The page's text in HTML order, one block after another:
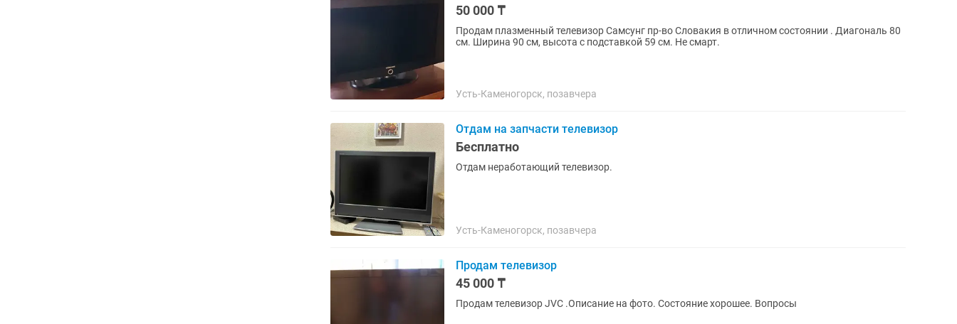
50 000 ₸
Продам плазменный телевизор Самсунг пр-во Словакия в отличном состоянии . Диагональ 80
см. Ширина 90 см, высота с подставкой 59 см. Не смарт.
Усть-Каменогорск, позавчера
Отдам на запчасти телевизор
Бесплатно
Отдам неработающий телевизор.
Усть-Каменогорск, позавчера
Продам телевизор
45 000 ₸
Продам телевизор JVC .Описание на фото. Состояние хорошее. Вопросы